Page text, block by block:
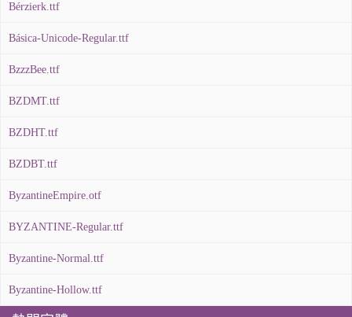
Bérzierk.ttf
Básica-Unicode-Regular.ttf
BzzzBee.ttf
BZDMT.ttf
BZDHT.ttf
BZDBT.ttf
ByzantineEmpire.otf
BYZANTINE-Regular.ttf
Byzantine-Normal.ttf
Byzantine-Hollow.ttf